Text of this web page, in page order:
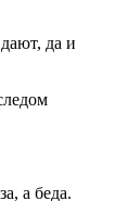
да и
а беда.